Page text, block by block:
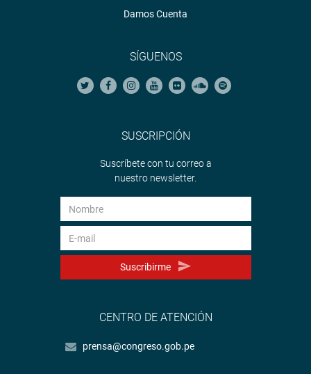
Damos Cuenta
SÍGUENOS
SUSCRIPCIÓN
Suscríbete con tu correo a
nuestro newsletter.
Suscribirme
CENTRO DE ATENCIÓN
prensa@congreso.gob.pe